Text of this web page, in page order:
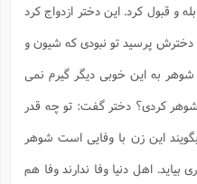
قبول کرد. این دختر ازدواج کرد
پرسید تو نبودی که شیون و
به این خوبی دیگر گیرم نمی
کردی؟ دختر گفت: تو چه قدر
این زن با وفایی است شوهر
اهل دنیا وفا ندارند وفا هم